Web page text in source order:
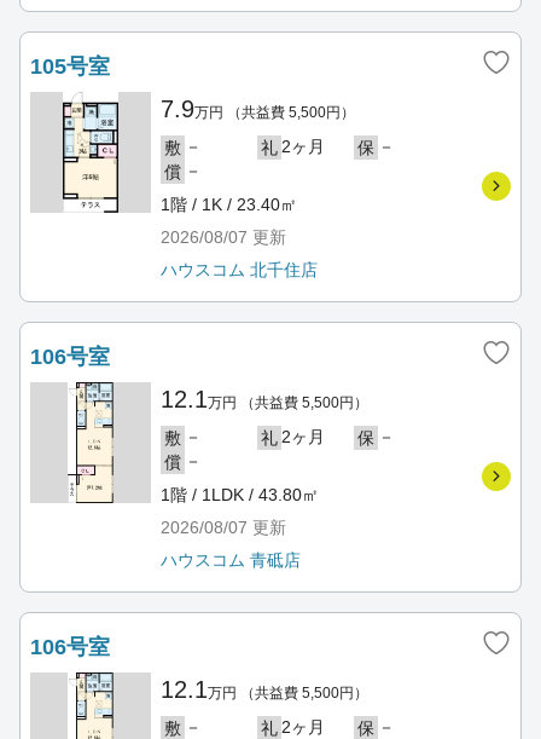
105号室
7.9万円 （共益費 5,500円）
敷 － 礼 2ヶ月 保 －
償 －
1階 / 1K / 23.40㎡
2026/08/07 更新
ハウスコム 北千住店
106号室
12.1万円 （共益費 5,500円）
敷 － 礼 2ヶ月 保 －
償 －
1階 / 1LDK / 43.80㎡
2026/08/07 更新
ハウスコム 青砥店
106号室
12.1万円 （共益費 5,500円）
敷 － 礼 2ヶ月 保 －